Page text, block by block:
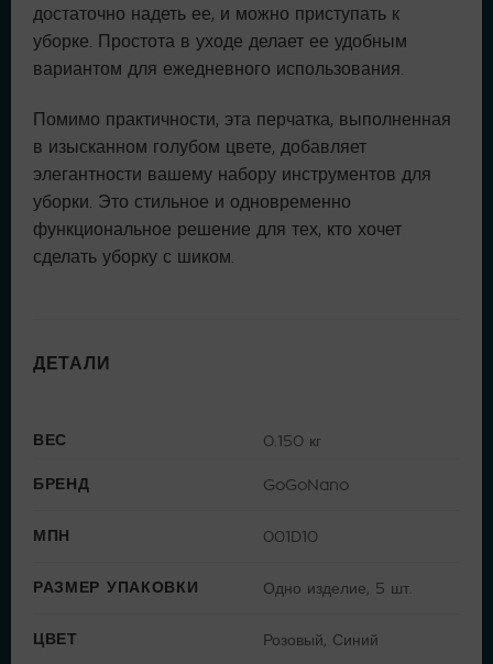
достаточно надеть ее, и можно приступать к
уборке. Простота в уходе делает ее удобным
вариантом для ежедневного использования.
Помимо практичности, эта перчатка, выполненная
в изысканном голубом цвете, добавляет
элегантности вашему набору инструментов для
уборки. Это стильное и одновременно
функциональное решение для тех, кто хочет
сделать уборку с шиком.
ДЕТАЛИ
ВЕС 0.150 кг
БРЕНД GoGoNano
МПН 001D10
РАЗМЕР УПАКОВКИ Одно изделие, 5 шт.
ЦВЕТ Розовый, Синий